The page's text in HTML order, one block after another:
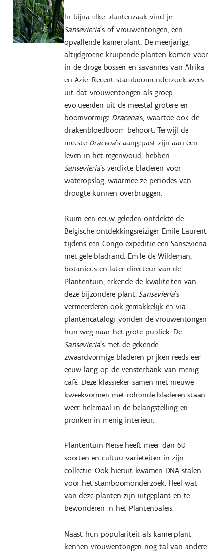
In bijna elke plantenzaak vind je
Sansevieria’s of vrouwentongen, een
opvallende kamerplant. De meerjarige,
altijdgroene kruipende planten komen voor
in de droge bossen en savannes van Afrika
en Azië. Recent stamboomonderzoek wees
uit dat vrouwentongen als groep
evolueerden uit de meestal grotere en
boomvormige Dracena’s, waartoe ook de
drakenbloedboom behoort. Terwijl de
meeste Dracena’s aangepast zijn aan een
leven in het regenwoud, hebben
Sansevieria’s verdikte bladeren voor
wateropslag, waarmee ze periodes van
droogte kunnen overbruggen.
Ruim een eeuw geleden ontdekte de
Belgische ontdekkingsreiziger Emile Laurent
tijdens een Congo-expeditie een Sansevieria
met gele bladrand. Emile de Wildeman,
botanicus en later directeur van de
Plantentuin, erkende de kwaliteiten van
deze bijzondere plant. Sansevieria’s
vermeerderen ook gemakkelijk en via
plantencatalogi vonden de vrouwentongen
hun weg naar het grote publiek. De
Sansevieria’s met de gekende
zwaardvormige bladeren prijken reeds een
eeuw lang op de vensterbank van menig
café. Deze klassieker samen met nieuwe
kweekvormen met rolronde bladeren staan
weer helemaal in de belangstelling en
pronken in menig interieur.
Plantentuin Meise heeft meer dan 60
soorten en cultuurvariëteiten in zijn
collectie. Ook hieruit kwamen DNA-stalen
voor het stamboomonderzoek. Heel wat
van deze planten zijn uitgeplant en te
bewonderen in het Plantenpaleis.
Naast hun populariteit als kamerplant
kennen vrouwentongen nog tal van andere